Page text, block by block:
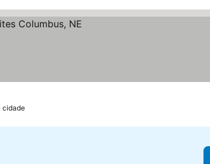
cidade